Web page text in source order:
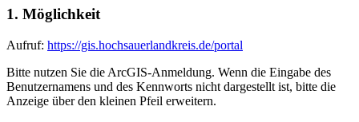
1. Möglichkeit
Aufruf: https://gis.hochsauerlandkreis.de/portal
Bitte nutzen Sie die ArcGIS-Anmeldung. Wenn die Eingabe des
Benutzernamens und des Kennworts nicht dargestellt ist, bitte die
Anzeige über den kleinen Pfeil erweitern.